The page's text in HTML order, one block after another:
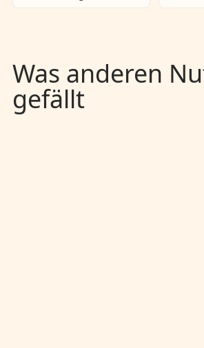
Was anderen
gefällt